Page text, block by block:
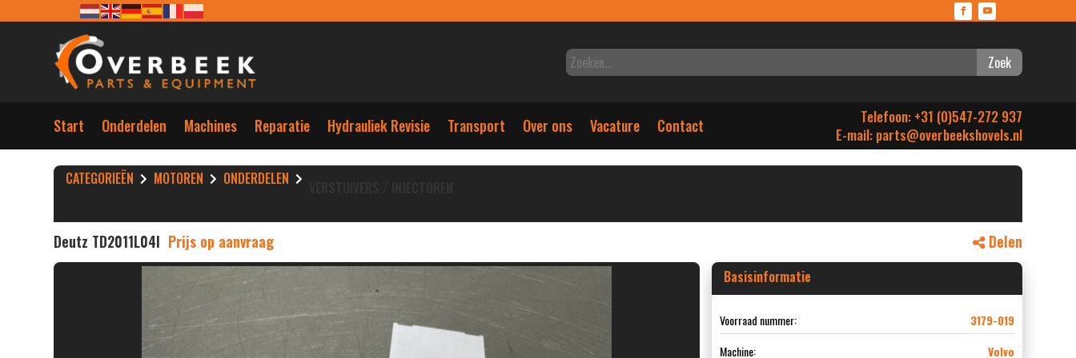
Zoek
Start Onderdelen Machines Reparatie Hydrauliek Revisie Transport Over ons Vacature Contact
Telefoon: +31 (0)547-272 937
E-mail: parts@overbeekshovels.nl
CATEGORIEËN MOTOREN ONDERDELEN
Deutz TD2011L04I Prijs op aanvraag Delen
Basisinformatie
Voorraad nummer:
3179-019
Machine:
Volvo